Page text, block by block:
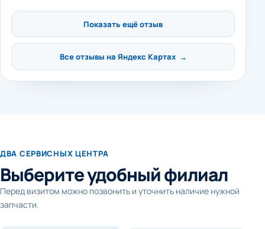
Показать ещё отзыв
Все отзывы на Яндекс Картах →
ДВА СЕРВИСНЫХ ЦЕНТРА
Выберите удобный филиал
Перед визитом можно позвонить и уточнить наличие нужной
запчасти.